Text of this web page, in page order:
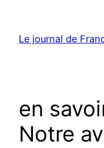
contenu
Le journal de
en
Notre